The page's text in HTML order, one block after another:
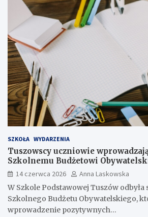
SZKOŁA WYDARZENIA
Tuszowscy uczniowie
Szkolnemu Budżetowi
14 czerwca 2026
Anna Laskowska
W Szkole Podstawowej Tuszów odbyła
Szkolnego Budżetu Obywatelskiego,
wprowadzenie pozytywnych…